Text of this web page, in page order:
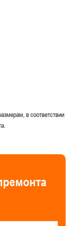
в соответствии